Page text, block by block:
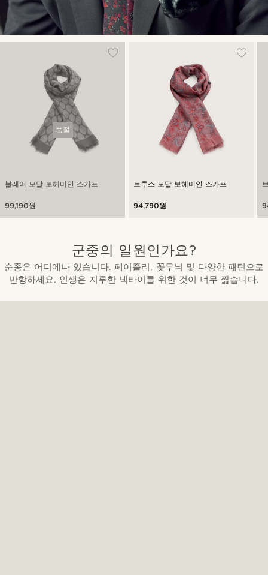
품절
블레어 모달 보헤미안 스카프
99,190원
브루스 모달 보헤미안 스카프
94,790원
군중의 일원인가요?
순종은 어디에나 있습니다. 페이즐리, 꽃무늬 및 다양한 패턴으로
반항하세요. 인생은 지루한 넥타이를 위한 것이 너무 짧습니다.